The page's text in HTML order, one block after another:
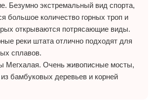
Безумно экстремальный вид спорта,
большое количество горных троп и
открываются потрясающие виды.
реки штата отлично подходят для
сплавов.
Мегхалая. Очень живописные мосты,
бамбуковых деревьев и корней